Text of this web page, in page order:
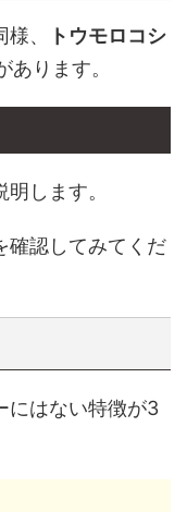
、
トウモロコシ
あります。
します。
確認してみてくだ
にはない特徴が3